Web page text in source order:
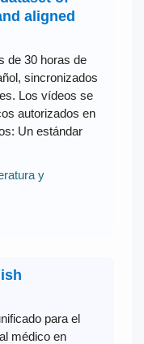
aligned
de 30 horas de
sincronizados
Los vídeos se
autorizados en
Un estándar
y
para el
médico en